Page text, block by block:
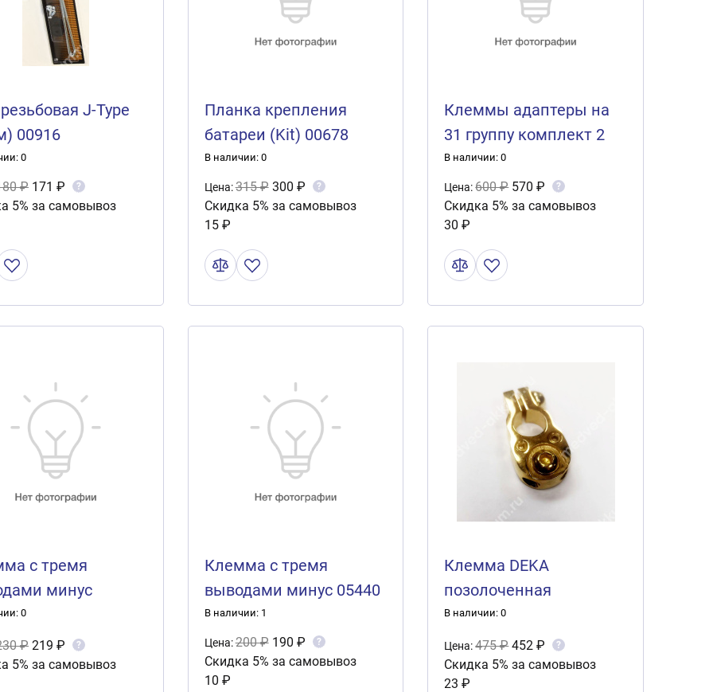
J-Type
00916
0
₽ 171 ₽ ?
5% за самовывоз
Планка крепления
батареи (Kit) 00678
В наличии: 0
Цена:315 ₽ 300 ₽ ?
Скидка 5% за самовывоз
15 ₽
Клеммы адаптеры на
31 группу комплект 2
шт. 00575
В наличии: 0
Цена:600 ₽ 570 ₽ ?
Скидка 5% за самовывоз
30 ₽
с тремя
минус
0
₽ 219 ₽ ?
5% за самовывоз
Клемма с тремя
выводами минус 05440
В наличии: 1
Цена:200 ₽ 190 ₽ ?
Скидка 5% за самовывоз
10 ₽
Клемма DEKA
позолоченная
В наличии: 0
Цена:475 ₽ 452 ₽ ?
Скидка 5% за самовывоз
23 ₽